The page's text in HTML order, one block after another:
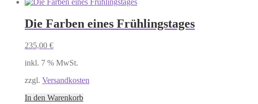
Die Farben eines Frühlingstages
235,00 €
inkl. 7 % MwSt.
zzgl. Versandkosten
In den Warenkorb